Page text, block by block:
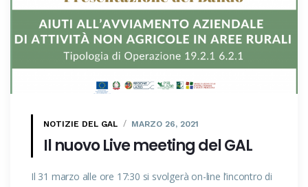
NOTIZIE DEL GAL MARZO 26, 2021
Il nuovo Live meeting del GAL
Il 31 marzo alle ore 17:30 si svolgerà on-line l’incontro di